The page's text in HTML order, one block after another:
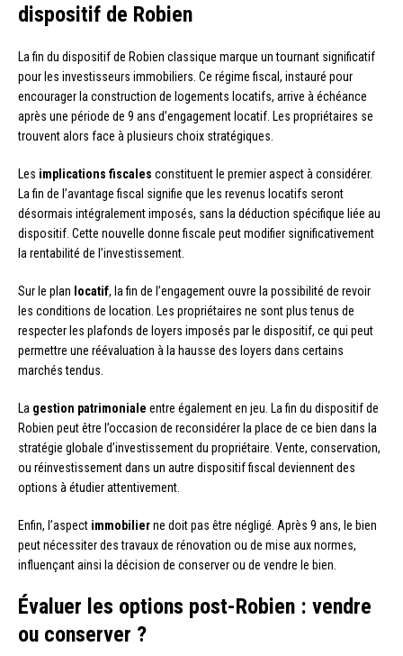
dispositif de Robien
La fin du dispositif de Robien classique marque un tournant significatif
pour les investisseurs immobiliers. Ce régime fiscal, instauré pour
encourager la construction de logements locatifs, arrive à échéance
après une période de 9 ans d’engagement locatif. Les propriétaires se
trouvent alors face à plusieurs choix stratégiques.
Les implications fiscales constituent le premier aspect à considérer.
La fin de l’avantage fiscal signifie que les revenus locatifs seront
désormais intégralement imposés, sans la déduction spécifique liée au
dispositif. Cette nouvelle donne fiscale peut modifier significativement
la rentabilité de l’investissement.
Sur le plan locatif, la fin de l’engagement ouvre la possibilité de revoir
les conditions de location. Les propriétaires ne sont plus tenus de
respecter les plafonds de loyers imposés par le dispositif, ce qui peut
permettre une réévaluation à la hausse des loyers dans certains
marchés tendus.
La gestion patrimoniale entre également en jeu. La fin du dispositif de
Robien peut être l’occasion de reconsidérer la place de ce bien dans la
stratégie globale d’investissement du propriétaire. Vente, conservation,
ou réinvestissement dans un autre dispositif fiscal deviennent des
options à étudier attentivement.
Enfin, l’aspect immobilierne doit pas être négligé. Après 9 ans, le bien
peut nécessiter des travaux de rénovation ou de mise aux normes,
influençant ainsi la décision de conserver ou de vendre le bien.
Évaluer les options post-Robien : vendre
ou conserver ?